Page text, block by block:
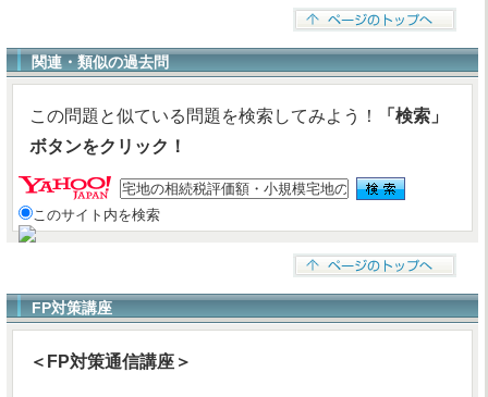
関連・類似の過去問
この問題と似ている問題を検索してみよう！
「検索」
ボタンをクリック！
このサイト内を検索
FP対策講座
＜FP対策通信講座＞